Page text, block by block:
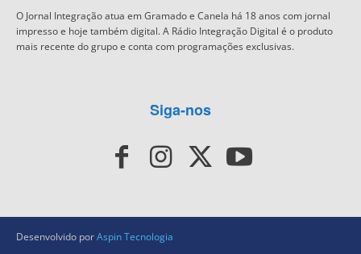
O Jornal Integração atua em Gramado e Canela há 18 anos com jornal
impresso e hoje também digital. A Rádio Integração Digital é o produto
mais recente do grupo e conta com programações exclusivas.
Siga-nos
Desenvolvido porAspin Tecnologia